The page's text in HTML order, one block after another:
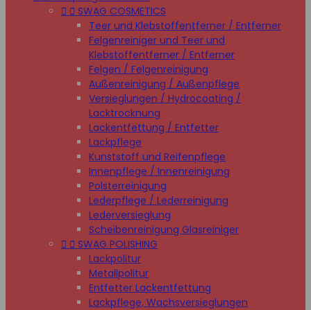
  SWAG COSMETICS
Teer und Klebstoffentferner / Entferner
Felgenreiniger und Teer und
Klebstoffentferner / Entferner
Felgen / Felgenreinigung
Außenreinigung / Außenpflege
Versieglungen / Hydrocoating /
Lacktrocknung
Lackentfettung / Entfetter
Lackpflege
Kunststoff und Reifenpflege
Innenpflege / Innenreinigung
Polsterreinigung
Lederpflege / Lederreinigung
Lederversieglung
Scheibenreinigung Glasreiniger
  SWAG POLISHING
Lackpolitur
Metallpolitur
Entfetter Lackentfettung
Lackpflege, Wachsversieglungen